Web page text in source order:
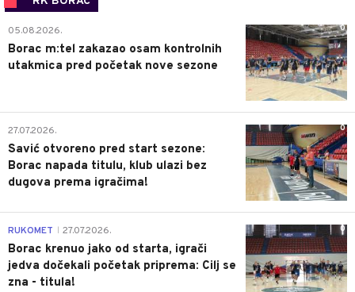
0
05.08.2026.
Borac m:tel zakazao osam kontrolnih
utakmica pred početak nove sezone
0
27.07.2026.
Savić otvoreno pred start sezone:
Borac napada titulu, klub ulazi bez
dugova prema igračima!
0
RUKOMET 27.07.2026.
Borac krenuo jako od starta, igrači
jedva dočekali početak priprema: Cilj se
zna - titula!